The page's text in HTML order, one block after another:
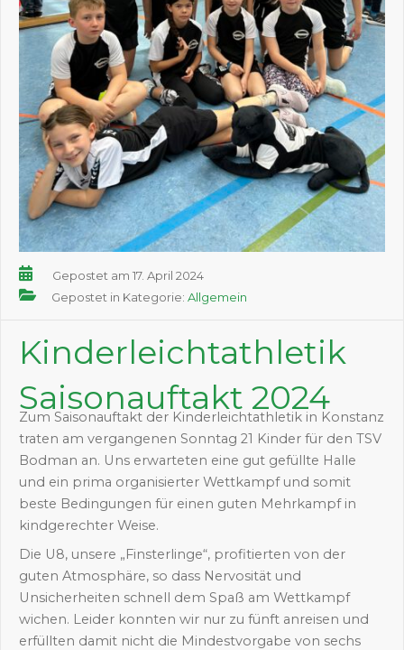
Gepostet am 17. April 2024
Gepostet in Kategorie: Allgemein
Kinderleichtathletik
Saisonauftakt 2024
Zum Saisonauftakt der Kinderleichtathletik in Konstanz
traten am vergangenen Sonntag 21 Kinder für den TSV
Bodman an. Uns erwarteten eine gut gefüllte Halle
und ein prima organisierter Wettkampf und somit
beste Bedingungen für einen guten Mehrkampf in
kindgerechter Weise.
Die U8, unsere „Finsterlinge“, profitierten von der
guten Atmosphäre, so dass Nervosität und
Unsicherheiten schnell dem Spaß am Wettkampf
wichen. Leider konnten wir nur zu fünft anreisen und
erfüllten damit nicht die Mindestvorgabe von sechs